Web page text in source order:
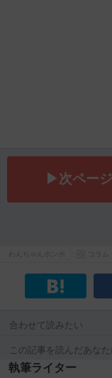
▶次ペー
合わせて読みたい
この記事を読んだあな
執筆ライター